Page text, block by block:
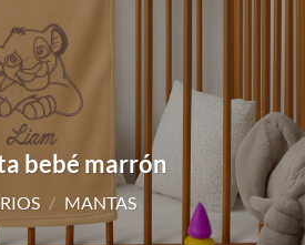
bebé marrón
/ MANTAS